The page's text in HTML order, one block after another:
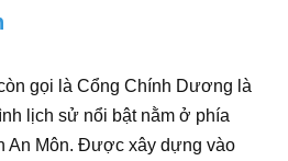
gọi là Cổng Chính Dương là
lịch sử nổi bật nằm ở phía
An Môn. Được xây dựng vào